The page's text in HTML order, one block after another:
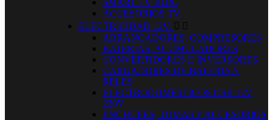
SMART TV BOX.
ACCESORIOS TV
ELECTRICIDAD 12V.  
ARRANCADORES, COMPRESORES
BATERIAS, ACUMULADORES
CONVERTIDORES E INVERSORES
CARGADORES DE BATERIA Y
RELES
ELECTRODOMESTICOS USB 12V
220V
ENCHUFES, TOMAS Y ACCESORIOS